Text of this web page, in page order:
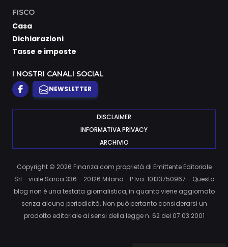
FISCO
Casa
Dichiarazioni
Tasse e imposte
I NOSTRI CANALI SOCIAL
NEWSLETTER
DISCLAIMER
INFORMATIVA PRIVACY
ARCHIVIO
Copyright © 2026 Finanza.com proprietà di Emittente Editoriale
Srl - viale Sarca 336 - 20126 Milano - P.Iva: 10133750967 - Questo
blog non è una testata giornalistica, in quanto viene aggiornato
senza alcuna periodicità. Non può pertanto considerarsi un
prodotto editoriale ai sensi della legge n. 62 del 07.03.2001